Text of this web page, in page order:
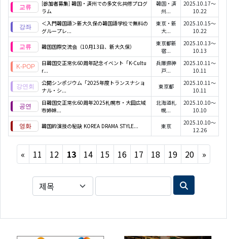
[参加者募集] 韓国・済州での多文化共修プログ
ラム
韓国・済
州...
2025.10.17～
10.22
＜入門韓国語＞新大久保の韓国語学校で無料の
グループレ...
東京・新
大...
2025.10.15～
10.22
韓国国際交流会（10月13日、新大久保）
東京都新
宿...
2025.10.13～
10.13
日韓国交正常化60周年記念イベント「K-Cultu
r...
兵庫県神
戸...
2025.10.11～
10.11
公開シンポジウム「2025年度トランスナショ
ナル・シ...
東京都
2025.10.11～
10.11
日韓国交正常化60周年2025札幌市・大田広域
市姉妹...
北海道札
幌...
2025.10.10～
10.10
韓国的演技の秘訣 KOREA DRAMA STYLE... 東京
2025.10.10～
12.26
« Previous
11 12 13 14 15 16 17 18 19 20 »Next